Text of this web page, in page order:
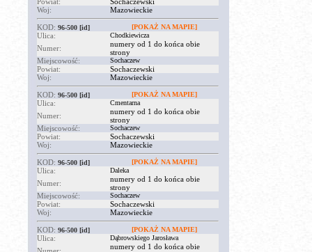
Woj:
Mazowieckie
KOD: 96-500 [id] [POKAŻ NA MAPIE]
Ulica: Chodkiewicza
Numer:
numery od 1 do końca obie
strony
Miejscowość:
Sochaczew
Powiat:
Sochaczewski
Woj:
Mazowieckie
KOD: 96-500 [id] [POKAŻ NA MAPIE]
Ulica: Cmentarna
Numer:
numery od 1 do końca obie
strony
Miejscowość:
Sochaczew
Powiat:
Sochaczewski
Woj:
Mazowieckie
KOD: 96-500 [id] [POKAŻ NA MAPIE]
Ulica: Daleka
Numer:
numery od 1 do końca obie
strony
Miejscowość:
Sochaczew
Powiat:
Sochaczewski
Woj:
Mazowieckie
KOD: 96-500 [id] [POKAŻ NA MAPIE]
Ulica: Dąbrowskiego Jarosława
numery od 1 do końca obie